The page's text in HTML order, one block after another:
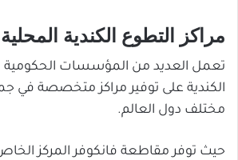
مراكز التطوع الكندية المحلية
تعمل العديد من المؤسسات الحكومية
الكندية على توفير مراكز متخصصة في
مختلف دول العالم.
حيث توفر مقاطعة فانكوفر المركز